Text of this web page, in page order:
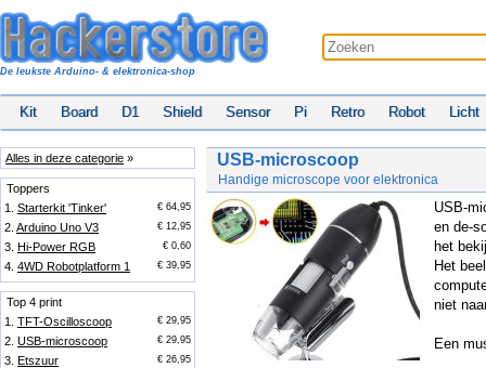
De leukste Arduino- & elektronica-shop
Kit Board D1 Shield Sensor Pi Retro Robot Licht
Alles in deze categorie »
Toppers
1. Starterkit 'Tinker' € 64,95
2. Arduino Uno V3 € 12,95
3. Hi-Power RGB € 0,60
4. 4WD Robotplatform 1 € 39,95
Top 4 print
1. TFT-Oscilloscoop € 29,95
2. USB-microscoop € 29,95
3. Etszuur € 26,95
USB-microscoop
Handige microscope voor elektronica
USB-
en de-
het
Het
niet
Een